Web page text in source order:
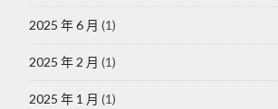
2025 年 6 月 (1)
2025 年 2 月 (1)
2025 年 1 月 (1)